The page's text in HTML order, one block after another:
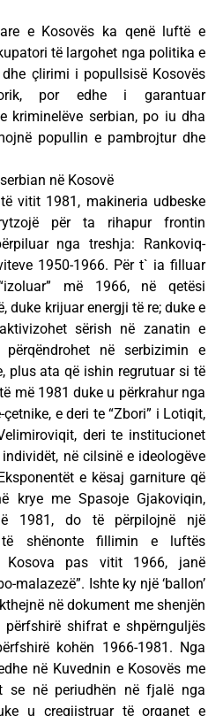
e Kosovës ka qenë luftë e
të largohet nga politika e
çlirimi i popullsisë Kosovës
por edhe i garantuar
kriminelëve serbian, po iu dha
popullin e pambrojtur dhe
në Kosovë
vitit 1981, makineria udbeske
për ta rihapur frontin
nga treshja: Rankoviq-
1950-1966. Për t` ia filluar
më 1966, në qetësi
duke krijuar energji të re; duke e
sërish në zanatin e
në serbizimin e
plus ata që ishin regrutuar si të
më 1981 duke u përkrahur nga
e deri te “Zbori” i Lotiqit,
deri te institucionet
në cilsinë e ideologëve
e kësaj garniture që
krye me Spasoje Gjakoviqin,
1981, do të përpilojnë një
shënonte fillimin e luftës
Kosova pas vitit 1966, janë
malazezë”. Ishte ky një ‘ballon’
në dokument me shenjën
përfshirë shifrat e shpërnguljës
kohën 1966-1981. Nga
në Kuvednin e Kosovës me
se në periudhën në fjalë nga
u çregjistruar të organet e